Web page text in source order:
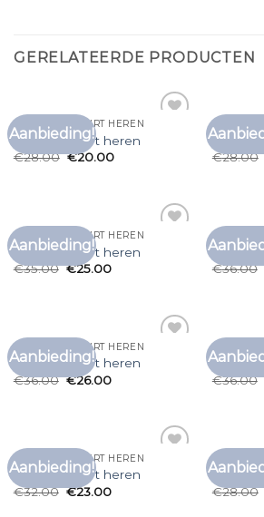
GERELATEERDE PRODUCTEN
Aanbieding!
CARHARTT T SHIRT HEREN
carhartt t shirt heren
€28.00 €20.00
carhartt
€28.00
Aanbieding!
CARHARTT T SHIRT HEREN
carhartt t shirt heren
€35.00 €25.00
carhartt
€36.00
Aanbieding!
CARHARTT T SHIRT HEREN
carhartt t shirt heren
€36.00 €26.00
carhartt
€36.00
Aanbieding!
CARHARTT T SHIRT HEREN
carhartt t shirt heren
€32.00 €23.00
carhartt
€28.00